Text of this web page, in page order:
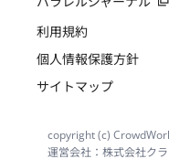
利用規約
個人情報保護方針
サイトマップ
copyright (c)
運営会社：株式会社ク